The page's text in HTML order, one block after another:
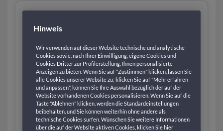
Hinweis
Wir verwenden auf dieser Website technische und analytische
Cookies sowie, nach Ihrer Einwilligung, eigene Cookies und
Cookies Dritter zur Profilerstellung, Ihnen personalisierte
Anzeigen zu bieten. Wenn Sie auf "Zustimmen" klicken, lassen Sie
alle Cookies unserer Website zu; klicken Sie auf "Mehr erfahren
und anpassen", können Sie Ihre Auswahl bezüglich der auf der
Website vorhandenen Cookies personalisieren. Wenn Sie auf die
Taste "Ablehnen" klicken, werden die Standardeinstellungen
beibehalten, und Sie können weiterhin ohne andere als
technische Cookies surfen. Wünschen Sie weitere Informationen
über die auf der Website aktiven Cookies, klicken Sie hier